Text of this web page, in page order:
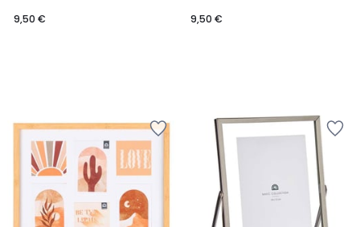
9,50 €
9,50 €